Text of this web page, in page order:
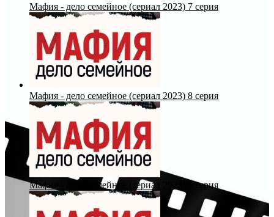
Мафия - дело семейное (сериал 2023) 7 серия
Мафия - дело семейное (сериал 2023) 8 серия
Мафия - дело семейное (сериал 2023) 9 серия